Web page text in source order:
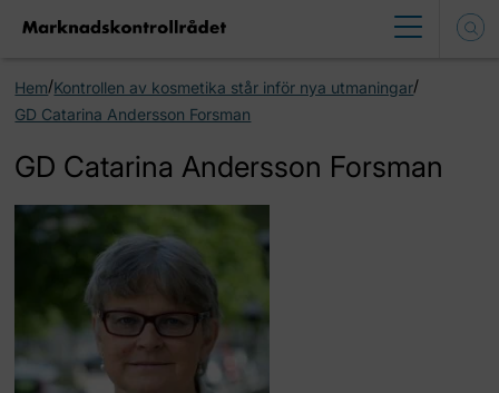
Hem/Kontrollen av kosmetika står inför nya utmaningar/
GD Catarina Andersson Forsman
GD Catarina Andersson Forsman